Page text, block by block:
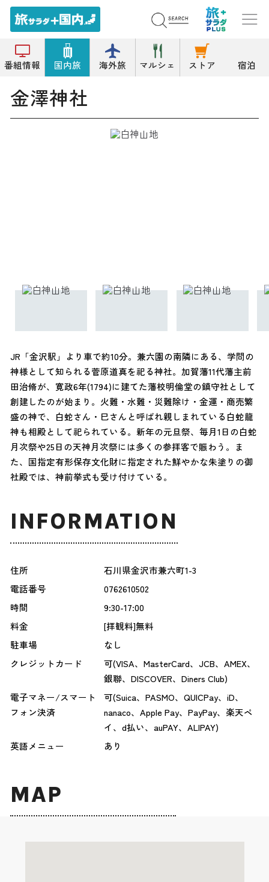
番組情報 国内旅 海外旅 マルシェ ストア 宿泊
トップ 金澤神社
金澤神社
JR「金沢駅」より車で約10分。兼六園の南隣にある、学問の
神様として知られる菅原道真を祀る神社。加賀藩11代藩主前
田治脩が、寛政6年(1794)に建てた藩校明倫堂の鎮守社として
創建したのが始まり。火難・水難・災難除け・金運・商売繁
盛の神で、白蛇さん・巳さんと呼ばれ親しまれている白蛇龍
神も相殿として祀られている。新年の元旦祭、毎月1日の白蛇
月次祭や25日の天神月次祭には多くの参拝客で賑わう。ま
た、国指定有形保存文化財に指定された鮮やかな朱塗りの御
社殿では、神前挙式も受け付けている。
INFORMATION
住所
石川県金沢市兼六町1-3
電話番号
0762610502
時間
9:30-17:00
料金
[拝観料]無料
駐車場
なし
クレジットカード
可(VISA、MasterCard、JCB、AMEX、
銀聯、DISCOVER、Diners Club)
電子マネー/スマート
フォン決済
可(Suica、PASMO、QUICPay、iD、
nanaco、Apple Pay、PayPay、楽天ペ
イ、d払い、auPAY、ALIPAY)
英語メニュー
あり
MAP